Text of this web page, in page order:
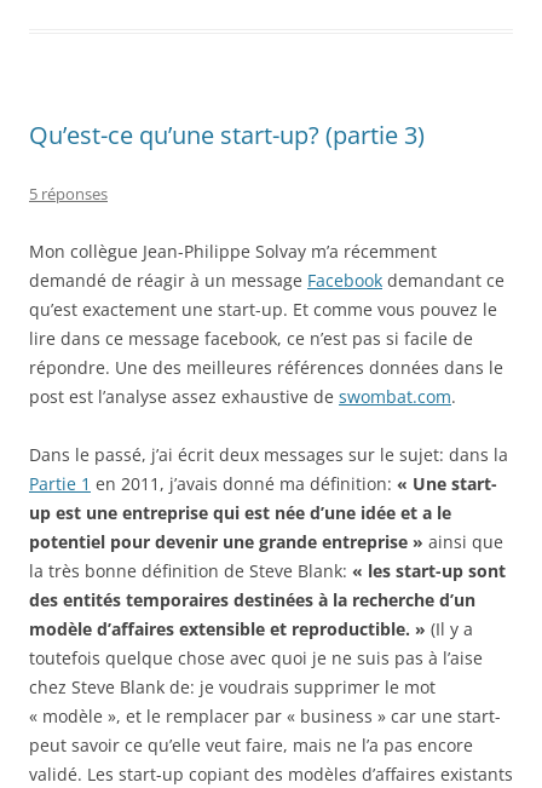
Qu’est-ce qu’une start-up? (partie 3)
5 réponses
Mon collègue Jean-Philippe Solvay m’a récemment
demandé de réagir à un message Facebook demandant ce
qu’est exactement une start-up. Et comme vous pouvez le
lire dans ce message facebook, ce n’est pas si facile de
répondre. Une des meilleures références données dans le
post est l’analyse assez exhaustive de swombat.com.
Dans le passé, j’ai écrit deux messages sur le sujet: dans la
Partie 1 en 2011, j’avais donné ma définition: « Une start-
up est une entreprise qui est née d’une idée et a le
potentiel pour devenir une grande entreprise » ainsi que
la très bonne définition de Steve Blank: « les start-up sont
des entités temporaires destinées à la recherche d’un
modèle d’affaires extensible et reproductible. » (Il y a
toutefois quelque chose avec quoi je ne suis pas à l’aise
chez Steve Blank de: je voudrais supprimer le mot
« modèle », et le remplacer par « business » car une start-
peut savoir ce qu’elle veut faire, mais ne l’a pas encore
validé. Les start-up copiant des modèles d’affaires existants